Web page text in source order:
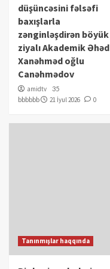
düşüncəsini fəlsəfi
baxışlarla
zənginləşdirən böyük
ziyalı Akademik Əhəd
Xanəhməd oğlu
Canəhmədov
amidtv
35
bbbbbb
21 İyul 2026 0
Tanınmışlar haqqında